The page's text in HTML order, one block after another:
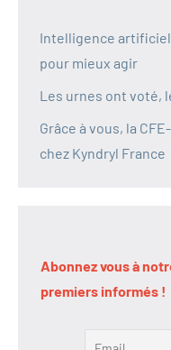
Intelligence
pour mieux agir
Les urnes ont voté,
Grâce à vous, la
chez Kyndryl France
Abonnez vous à
premiers informés !